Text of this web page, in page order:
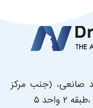
صانعی، (جنب مرکز